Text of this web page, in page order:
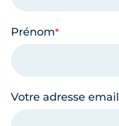
Prénom
Votre adresse email